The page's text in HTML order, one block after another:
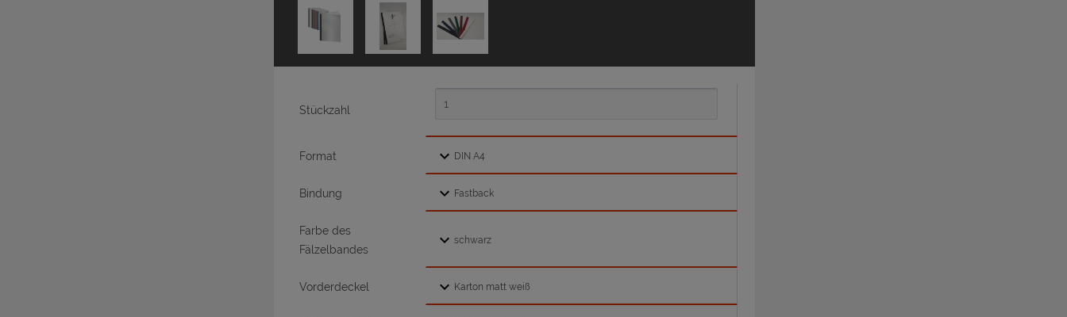
Stückzahl
Format
Bindung
Farbe des
Fälzelbandes
Vorderdeckel